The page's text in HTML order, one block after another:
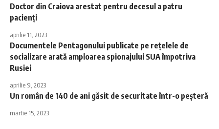
Doctor din Craiova arestat pentru decesul a patru
pacienți
aprilie 11, 2023
Documentele Pentagonului publicate pe rețelele de
socializare arată amploarea spionajului SUA împotriva
Rusiei
aprilie 9, 2023
Un român de 140 de ani găsit de securitate într-o peșteră
martie 15, 2023